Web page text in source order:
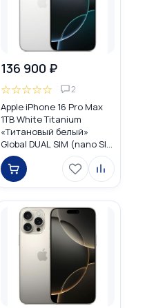
136 900 ₽
☆☆☆☆☆ 2
Apple iPhone 16 Pro Max
1TB White Titanium
«Титановый белый»
Global DUAL SIM (nano SIM
+ eSIM)